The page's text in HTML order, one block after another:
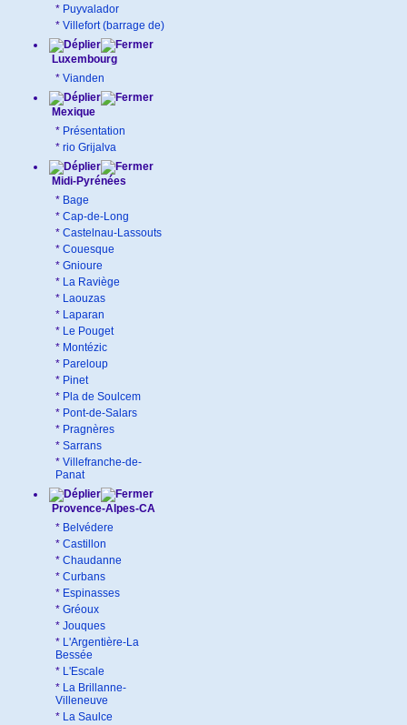
* Puyvalador
* Villefort (barrage de)
Luxembourg
* Vianden
Mexique
* Présentation
* rio Grijalva
Midi-Pyrénées
* Bage
* Cap-de-Long
* Castelnau-Lassouts
* Couesque
* Gnioure
* La Raviège
* Laouzas
* Laparan
* Le Pouget
* Montézic
* Pareloup
* Pinet
* Pla de Soulcem
* Pont-de-Salars
* Pragnères
* Sarrans
* Villefranche-de-
Panat
Provence-Alpes-CA
* Belvédere
* Castillon
* Chaudanne
* Curbans
* Espinasses
* Gréoux
* Jouques
* L'Argentière-La
Bessée
* L'Escale
* La Brillanne-
Villeneuve
* La Saulce